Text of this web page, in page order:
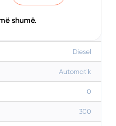
Diesel
Automatik
0
300
shumë.